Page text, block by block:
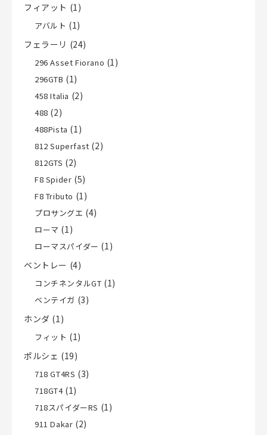
フィアット (1)
アバルト (1)
フェラーリ (24)
296 Asset Fiorano (1)
296GTB (1)
458 Italia (2)
488 (2)
488Pista (1)
812 Superfast (2)
812GTS (2)
F8 Spider (5)
F8 Tributo (1)
プロサングエ (4)
ローマ (1)
ローマスパイダー (1)
ベントレー (4)
コンチネンタルGT (1)
ベンテイガ (3)
ホンダ (1)
フィット (1)
ポルシェ (19)
718 GT4RS (3)
718GT4(1)
718スパイダーRS (1)
911 Dakar (2)